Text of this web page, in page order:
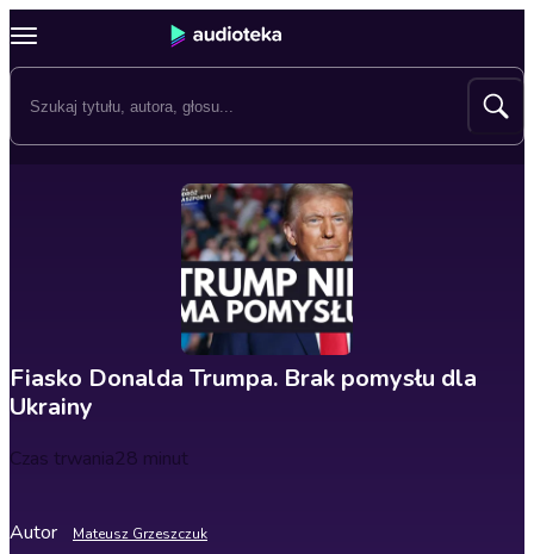
Fiasko Donalda Trumpa. Brak pomysłu dla
Ukrainy
Czas trwania28 minut
Autor Mateusz Grzeszczuk